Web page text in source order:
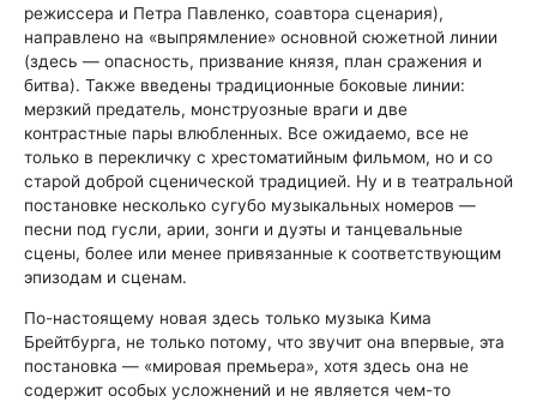
режиссера и Петра Павленко, соавтора сценария),
направлено на «выпрямление» основной сюжетной линии
(здесь — опасность, призвание князя, план сражения и
битва). Также введены традиционные боковые линии:
мерзкий предатель, монструозные враги и две
контрастные пары влюбленных. Все ожидаемо, все не
только в перекличку с хрестоматийным фильмом, но и со
старой доброй сценической традицией. Ну и в театральной
постановке несколько сугубо музыкальных номеров —
песни под гусли, арии, зонги и дуэты и танцевальные
сцены, более или менее привязанные к соответствующим
эпизодам и сценам.
По-настоящему новая здесь только музыка Кима
Брейтбурга, не только потому, что звучит она впервые, эта
постановка — «мировая премьера», хотя здесь она не
содержит особых усложнений и не является чем-то